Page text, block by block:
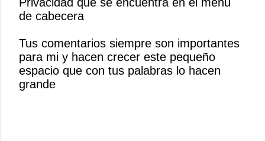
c
a
u
n
c
o
de cabecera
Tus comentarios siempre son importantes
para mi y hacen crecer este pequeño
espacio que con tus palabras lo hacen
grande